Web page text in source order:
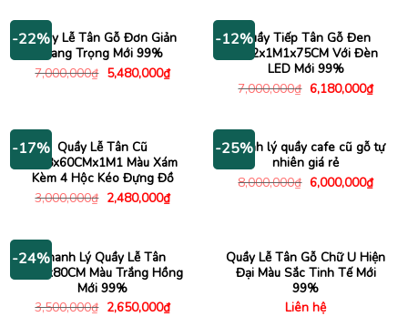
2,980,000₫.
-22%
Quầy Lễ Tân Gỗ Đơn Giản
Sang Trọng Mới 99%
7,000,000₫ Giá
gốc
5,480,000₫Giá
hiện
-12%Quầy Tiếp Tân Gỗ Đen
2M2x1M1x75CM Với Đèn
LED Mới 99%
7,000,000₫ Giá
gốc
6,180,000₫Giá
hiện
-17% Quầy Lễ Tân Cũ
1M8x60CMx1M1 Màu Xám
Kèm 4 Hộc Kéo Đựng Đồ
3,000,000₫ Giá
gốc
2,480,000₫Giá
hiện
-25%
Thanh lý quầy cafe cũ gỗ tự
nhiên giá rẻ
8,000,000₫ Giá
gốc
6,000,000₫Giá
hiện
-24%Thanh Lý Quầy Lễ Tân
1M2x80CM Màu Trắng Hồng
Mới 99%
3,500,000₫ Giá
2,650,000₫Giá
Quầy Lễ Tân Gỗ Chữ U Hiện
Đại Màu Sắc Tinh Tế Mới
99%
Liên hệ